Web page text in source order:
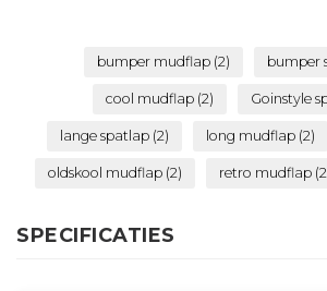
bumper mudflap (2) bumper
cool mudflap (2) Goinstyle
lange spatlap (2) long mudflap (2)
oldskool mudflap (2) retro mudflap
SPECIFICATIES